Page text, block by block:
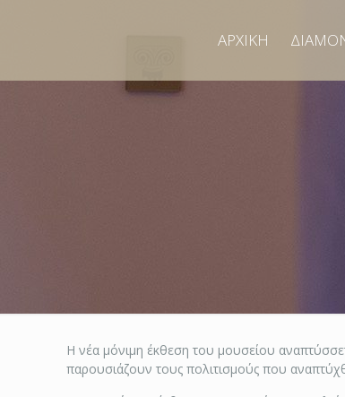
ΑΡΧΙΚΗ
Η νέα μόνιμη έκθεση του μουσείου
παρουσιάζουν τους πολιτισμούς που